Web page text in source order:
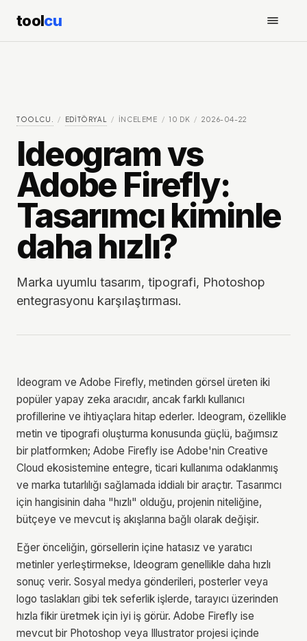
toolcu
TOOLCU. / EDITÖRYAL / İNCELEME / 10 DK / 2026-04-22
Ideogram vs
Adobe Firefly:
Tasarımcı kiminle
daha hızlı?
Marka uyumlu tasarım, tipografi, Photoshop
entegrasyonu karşılaştırması.
Ideogram ve Adobe Firefly, metinden görsel üreten iki
popüler yapay zeka aracıdır, ancak farklı kullanıcı
profillerine ve ihtiyaçlara hitap ederler. Ideogram, özellikle
metin ve tipografi oluşturma konusunda güçlü, bağımsız
bir platformken; Adobe Firefly ise Adobe'nin Creative
Cloud ekosistemine entegre, ticari kullanıma odaklanmış
ve marka tutarlılığı sağlamada iddialı bir araçtır. Tasarımcı
için hangisinin daha "hızlı" olduğu, projenin niteliğine,
bütçeye ve mevcut iş akışlarına bağlı olarak değişir.
Eğer önceliğin, görsellerin içine hatasız ve yaratıcı
metinler yerleştirmekse, Ideogram genellikle daha hızlı
sonuç verir. Sosyal medya gönderileri, posterler veya
logo taslakları gibi tek seferlik işlerde, tarayıcı üzerinden
hızla fikir üretmek için iyi iş görür. Adobe Firefly ise
mevcut bir Photoshop veya Illustrator projesi içinde